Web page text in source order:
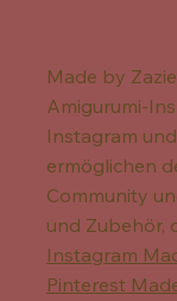
Made by
Amigurumi-
Instagram
ermöglichen
Community
und Zubehör,
Instagram
Pinterest